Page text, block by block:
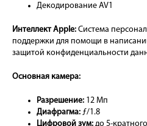
Декодирование AV1
Интеллект Apple: Система
поддержки для помощи в
защитой конфиденциальности
Основная камера:
Разрешение: 12 Мп
Диафрагма: ƒ/1.8
Цифровой зум: до 5-кратного